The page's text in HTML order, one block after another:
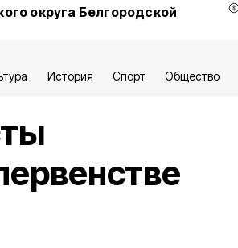
округа Белгородской
История Спорт Общество